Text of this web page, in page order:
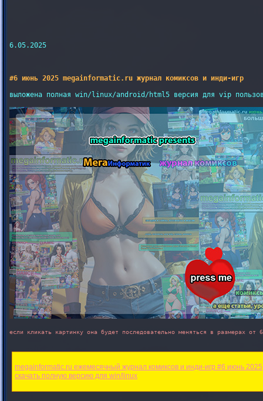
6.05.2025
#6 июнь 2025 megainformatic.ru журнал комиксов и инди-игр
выложена полная win/linux/android/html5 версия для vip
если кликать картинку она будет последовательно меняться в размерах от
megainformatic.ru ежемесячный журнал комиксов и инди-игр #6 июнь 2025